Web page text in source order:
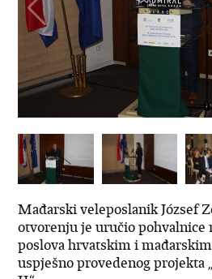
Mađarski veleposlanik József
otvorenju je uručio
poslova hrvatskim i
uspješno provedenog